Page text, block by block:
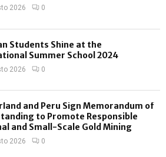
2026 0
Students Shine at the
Summer School 2024
2026 0
and Peru Sign Memorandum of
to Promote Responsible
and Small-Scale Gold Mining
2026 0